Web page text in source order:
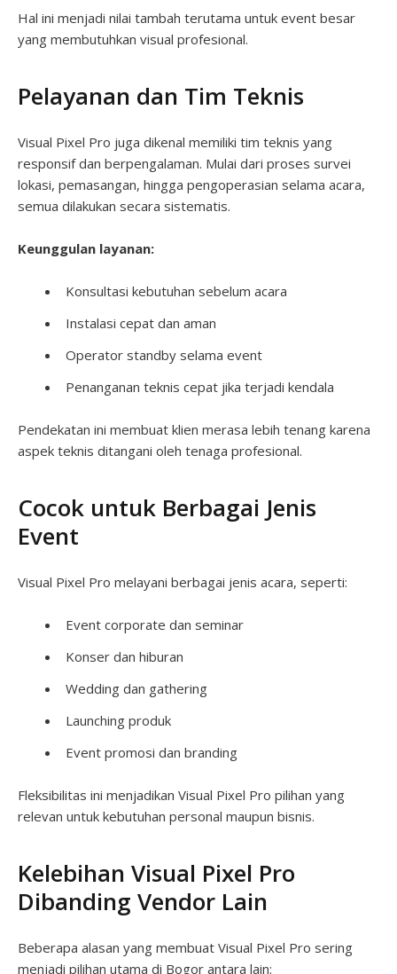
Hal ini menjadi nilai tambah terutama untuk event besar
yang membutuhkan visual profesional.
Pelayanan dan Tim Teknis
Visual Pixel Pro juga dikenal memiliki tim teknis yang
responsif dan berpengalaman. Mulai dari proses survei
lokasi, pemasangan, hingga pengoperasian selama acara,
semua dilakukan secara sistematis.
Keunggulan layanan:
Konsultasi kebutuhan sebelum acara
Instalasi cepat dan aman
Operator standby selama event
Penanganan teknis cepat jika terjadi kendala
Pendekatan ini membuat klien merasa lebih tenang karena
aspek teknis ditangani oleh tenaga profesional.
Cocok untuk Berbagai Jenis
Event
Visual Pixel Pro melayani berbagai jenis acara, seperti:
Event corporate dan seminar
Konser dan hiburan
Wedding dan gathering
Launching produk
Event promosi dan branding
Fleksibilitas ini menjadikan Visual Pixel Pro pilihan yang
relevan untuk kebutuhan personal maupun bisnis.
Kelebihan Visual Pixel Pro
Dibanding Vendor Lain
Beberapa alasan yang membuat Visual Pixel Pro sering
menjadi pilihan utama di Bogor antara lain: